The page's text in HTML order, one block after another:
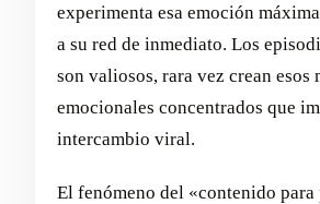
experimenta esa emoción
a su red de inmediato. Los
son valiosos, rara vez crean esos
emocionales concentrados que
intercambio viral.
El fenómeno del «contenido